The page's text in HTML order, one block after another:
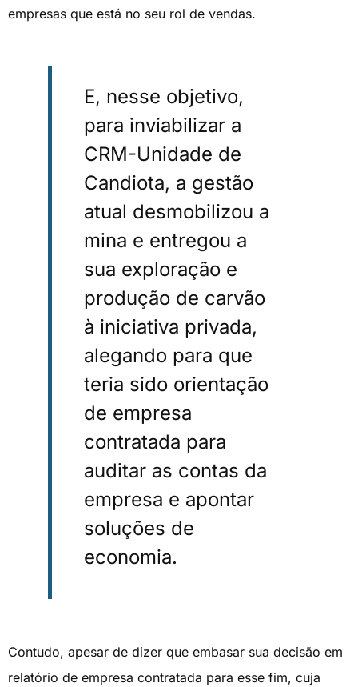
empresas que está no seu rol de vendas.
E, nesse objetivo,
para inviabilizar a
CRM-Unidade de
Candiota, a gestão
atual desmobilizou a
mina e entregou a
sua exploração e
produção de carvão
à iniciativa privada,
alegando para que
teria sido orientação
de empresa
contratada para
auditar as contas da
empresa e apontar
soluções de
economia.
Contudo, apesar de dizer que embasar sua decisão em
relatório de empresa contratada para esse fim, cuja